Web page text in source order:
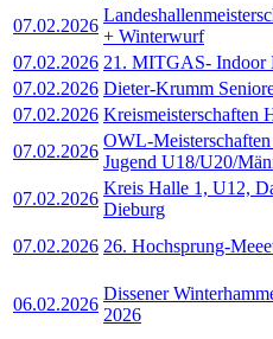
07.02.2026
+ Winterwurf
07.02.2026 21. MITGAS- Indoor
07.02.2026 Dieter-Krumm
07.02.2026 Kreismeisterschaften
07.02.2026
OWL-
Jugend U18/U20/
07.02.2026
Kreis Halle 1, U12,
Dieburg
07.02.2026 26. Hochsprung-
06.02.2026
Dissener
2026